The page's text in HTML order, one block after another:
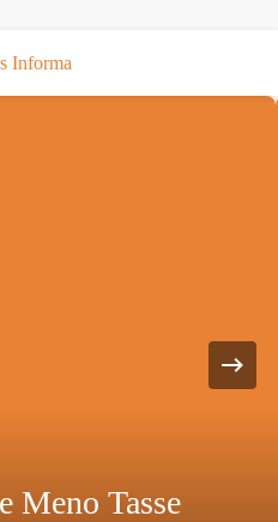
Aqui no MAIS INFORMA,
Meno Tasse